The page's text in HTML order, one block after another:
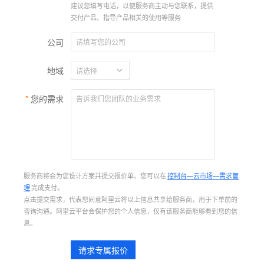
建议您填写电话，以便服务商主动与您联系，提供
交付产品、指导产品相关的使用等服务
公司
地域
您的需求
服务商将会为您设计方案并提交报价单。您可以在控制台—云市场—需求管
理完成支付。
点击提交需求，代表您同意阿里云将以上信息共享给服务商，用于下单前的
咨询沟通。阿里云平台会保护您的个人信息，仅有该服务商能够看到您的信
息。
请求专属报价